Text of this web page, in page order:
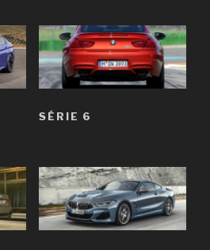
SÉRIE 6